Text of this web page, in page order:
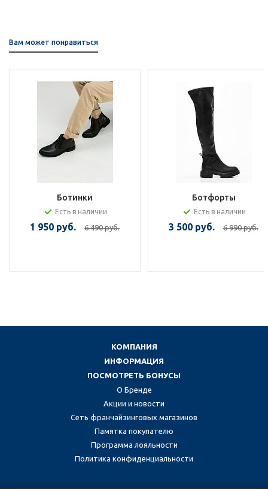
Вам может понравиться
Ботинки
Есть в наличии
1 950 руб. 6 490 руб.
Ботфорты
Есть в наличии
3 500 руб. 6 990 руб.
КОМПАНИЯ
ИНФОРМАЦИЯ
ПОСМОТРЕТЬ БОНУСЫ
О Бренде
Акции и новости
Сеть франчайзинговых магазинов
Памятка покупателю
Программа лояльности
Политика конфиденциальности